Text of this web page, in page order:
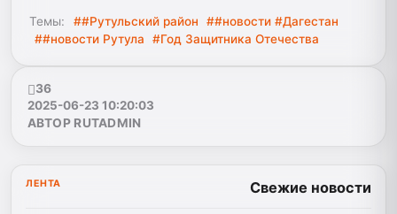
Темы: ##Рутульский район
##новости #Дагестан
##новости Рутула
#Год Защитника Отечества
36
2025-06-23 10:20:03
АВТОР RUTADMIN
ЛЕНТА Свежие новости